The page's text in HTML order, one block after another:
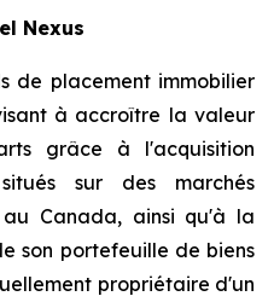
Nexus
de placement immobilier
à accroître la valeur
grâce à l'acquisition
sur des marchés
Canada, ainsi qu'à la
son portefeuille de biens
propriétaire d'un